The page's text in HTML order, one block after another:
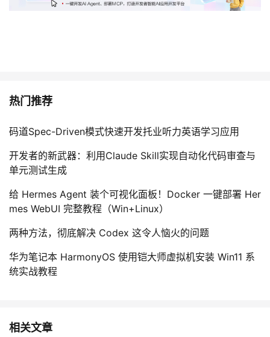
热门推荐
码道Spec-Driven模式快速开发托业听力英语学习应用
开发者的新武器：利用Claude Skill实现自动化代码审查与
单元测试生成
给 Hermes Agent 装个可视化面板！Docker 一键部署 Her
mes WebUI 完整教程（Win+Linux）
两种方法，彻底解决 Codex 这令人恼火的问题
华为笔记本 HarmonyOS 使用铠大师虚拟机安装 Win11 系
统实战教程
相关文章